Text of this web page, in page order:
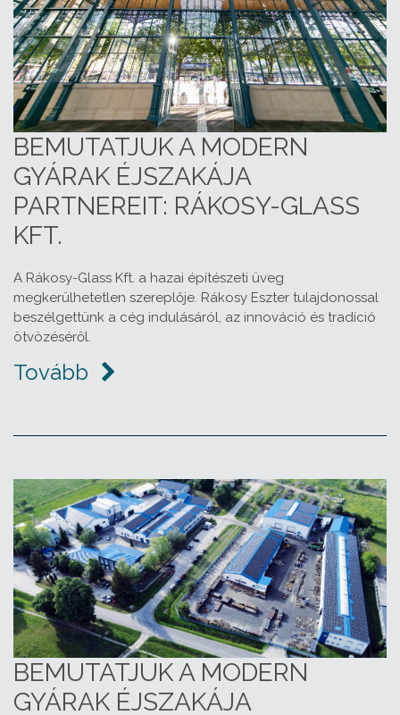
BEMUTATJUK A MODERN
GYÁRAK ÉJSZAKÁJA
PARTNEREIT: RÁKOSY-GLASS
KFT.
A Rákosy-Glass Kft. a hazai építészeti üveg
megkerülhetetlen szereplője. Rákosy Eszter tulajdonossal
beszélgettünk a cég indulásáról, az innováció és tradíció
ötvözéséről.
Tovább
BEMUTATJUK A MODERN
GYÁRAK ÉJSZAKÁJA